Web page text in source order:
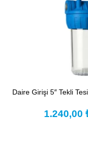
Daire Girişi 5″ Tekli
1.240,00